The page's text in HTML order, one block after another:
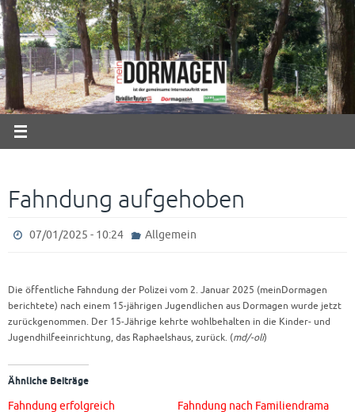
Zum
Inhalt
springen
Fahndung aufgehoben
07/01/2025 - 10:24 Allgemein
Die öffentliche Fahndung der Polizei vom 2. Januar 2025 (meinDormagen
berichtete) nach einem 15-jährigen Jugendlichen aus Dormagen wurde jetzt
zurückgenommen. Der 15-Jährige kehrte wohlbehalten in die Kinder- und
Jugendhilfeeinrichtung, das Raphaelshaus, zurück. (md/-oli)
Ähnliche Beiträge
Fahndung erfolgreich
Fahndung nach Familiendrama